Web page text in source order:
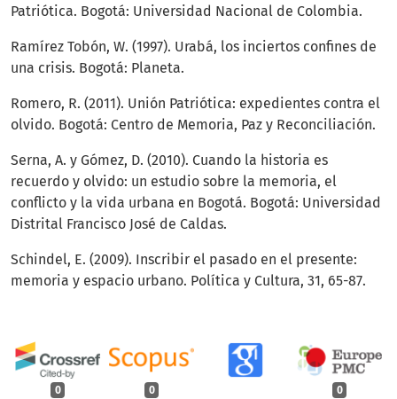
0 0 0
Patriótica. Bogotá: Universidad Nacional de Colombia.
Ramírez Tobón, W. (1997). Urabá, los inciertos confines de
una crisis. Bogotá: Planeta.
Romero, R. (2011). Unión Patriótica: expedientes contra el
olvido. Bogotá: Centro de Memoria, Paz y Reconciliación.
Serna, A. y Gómez, D. (2010). Cuando la historia es
recuerdo y olvido: un estudio sobre la memoria, el
conflicto y la vida urbana en Bogotá. Bogotá: Universidad
Distrital Francisco José de Caldas.
Schindel, E. (2009). Inscribir el pasado en el presente:
memoria y espacio urbano. Política y Cultura, 31, 65-87.